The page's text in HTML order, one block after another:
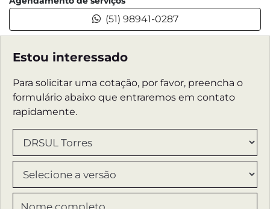
Estou interessado
Para solicitar uma cotação, por favor, preencha o
formulário abaixo que entraremos em contato
rapidamente.
(51) 98941-0287